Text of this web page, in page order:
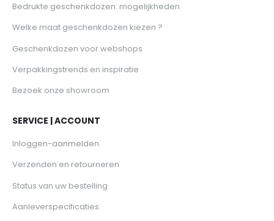
Bedrukte geschenkdozen: mogelijkheden
Welke maat geschenkdozen kiezen ?
Geschenkdozen voor webshops
Verpakkingstrends en inspiratie
Bezoek onze showroom
SERVICE | ACCOUNT
Inloggen-aanmelden
Verzenden en retourneren
Status van uw bestelling
Aanleverspecificaties